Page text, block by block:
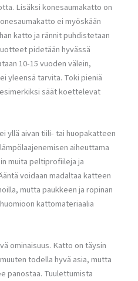
Lisäksi konesaumakatto on
ei myöskään
katto ja rännit puhdistetaan
pidetään hyvässä
10-15 vuoden välein,
yleensä tarvita. Toki pieniä
säät koettelevat
yllä aivan tiili- tai huopakatteen
aiheuttama
muita peltiprofiileja ja
voidaan madaltaa katteen
mutta paukkeen ja ropinan
kattomateriaalia
ominaisuus. Katto on täysin
todella hyvä asia, mutta
panostaa. Tuulettumista